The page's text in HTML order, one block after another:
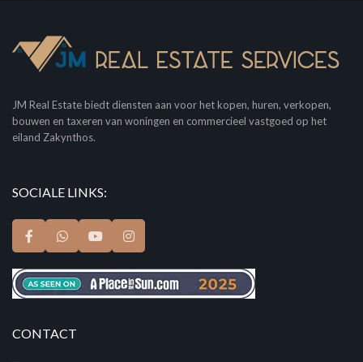
JM Real Estate biedt diensten aan voor het kopen, huren, verkopen,
bouwen en taxeren van woningen en commercieel vastgoed op het
eiland Zakynthos.
SOCIALE LINKS:
CONTACT